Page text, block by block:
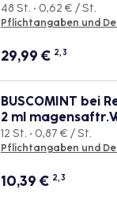
48 St. • 0,62 € / St.
Pflichtangaben und
29,99 € 2, 3
BUSCOMINT bei
2 ml
12 St. • 0,87 € / St.
Pflichtangaben und
10,39 € 2, 3